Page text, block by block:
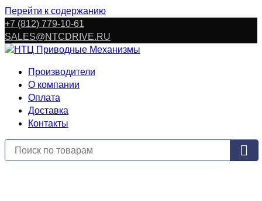
Перейти к содержанию
+7 (812) 779-10-61
SALES@NTCDRIVE.RU
Производители
О компании
Оплата
Доставка
Контакты